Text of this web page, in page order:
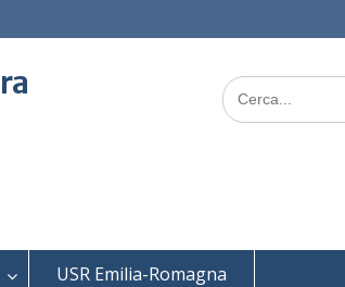
Search
for:
USR Emilia-Romagna